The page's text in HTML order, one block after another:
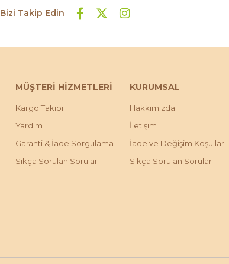
Bizi Takip Edin
MÜŞTERİ HİZMETLERİ
Kargo Takibi
Yardım
Garanti & İade Sorgulama
Sıkça Sorulan Sorular
KURUMSAL
Hakkımızda
İletişim
İade ve Değişim Koşulları
Sıkça Sorulan Sorular